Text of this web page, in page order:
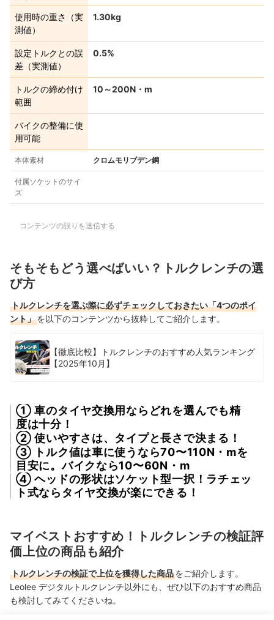
使用時の重さ（実
測値）
1.30kg
設定トルクとの誤
差（実測値）
0.5%
トルクの締め付け
範囲
10～200N・m
バイクの整備に使
用可能
本体素材 クロムモリブデン鋼
付属ソケットのサイ
ズ
コンテンツの誤りを送信する
そもそもどう選べばいい？トルクレンチの選
び方
トルクレンチを選ぶ際に必ずチェックしておきたい「4つのポイ
ント」を以下のコンテンツから抜粋してご紹介します。
【徹底比較】トルクレンチのおすすめ人気ランキング
【2025年10月】
① 車のタイヤ交換用ならどれを選んでも精
度は十分！
② 使いやすさは、タイプと長さで決まる！
③ トルク値は車に使うなら70〜110N・mを
目安に。バイクなら10〜60N・m
④ ヘッドの形状はソケット型一択！ラチェッ
ト式ならタイヤ交換が楽にできる！
マイベストおすすめ！トルクレンチの検証評
価上位の商品も紹介
トルクレンチの検証で上位を獲得した商品をご紹介します。
Leolee デジタルトルクレンチ以外にも、ぜひ以下のおすすめ商品
も検討してみてくださいね。